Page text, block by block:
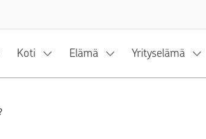
Koti Elämä Yrityselämä